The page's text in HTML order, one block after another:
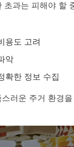
초과는 피해야 할
용도 고려
악
확한 정보 수집
러운 주거 환경